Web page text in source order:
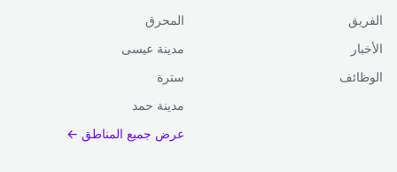
الفريق
الأخبار
الوظائف
المحرق
مدينة عيسى
سترة
مدينة حمد
عرض جميع المناطق ←